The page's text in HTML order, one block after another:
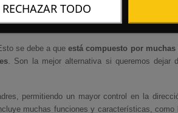
se debe a queestá compuesto por
. Son la mejor alternativa si queremos dejar
permitiendo un mayor control en la
muchas funciones y características, como
RECHAZAR TODO